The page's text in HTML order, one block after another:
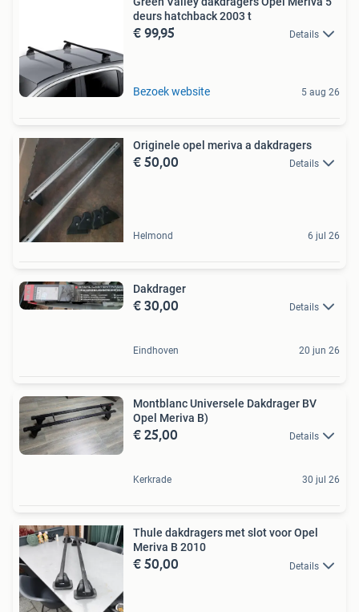
deurs hatchback 2003 t
€ 99,95 Details
Bezoek website 5 aug 26
Originele opel meriva a dakdragers
€ 50,00 Details
Helmond 6 jul 26
Dakdrager
€ 30,00 Details
Eindhoven 20 jun 26
Montblanc Universele Dakdrager BV
Opel Meriva B)
€ 25,00 Details
Kerkrade 30 jul 26
Thule dakdragers met slot voor Opel
Meriva B 2010
€ 50,00 Details